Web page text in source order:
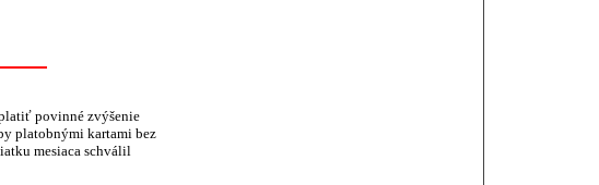
povinné zvýšenie
platobnými kartami bez
mesiaca schválil